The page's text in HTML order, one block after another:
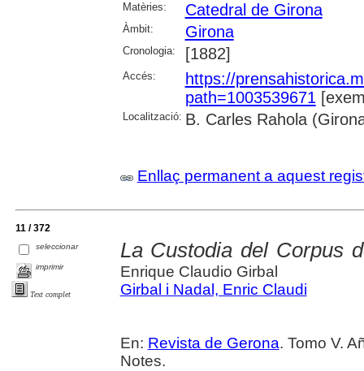
Matèries:
Catedral de Girona
Àmbit: Girona
Cronologia: [1882]
Accés:
https://
path=1003539671
Localització: B. Carles Rahola
Enllaç permanent a aquest
11 / 372
seleccionar
imprimir
Text complet
La Custodia del Corpus
Enrique Claudio Girbal
Girbal i Nadal, Enric Claudi
En: Revista de Gerona. Tomo V.
Notes.